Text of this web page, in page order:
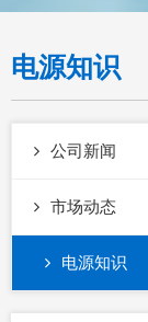
电源知识
公司新闻
市场动态
电源知识